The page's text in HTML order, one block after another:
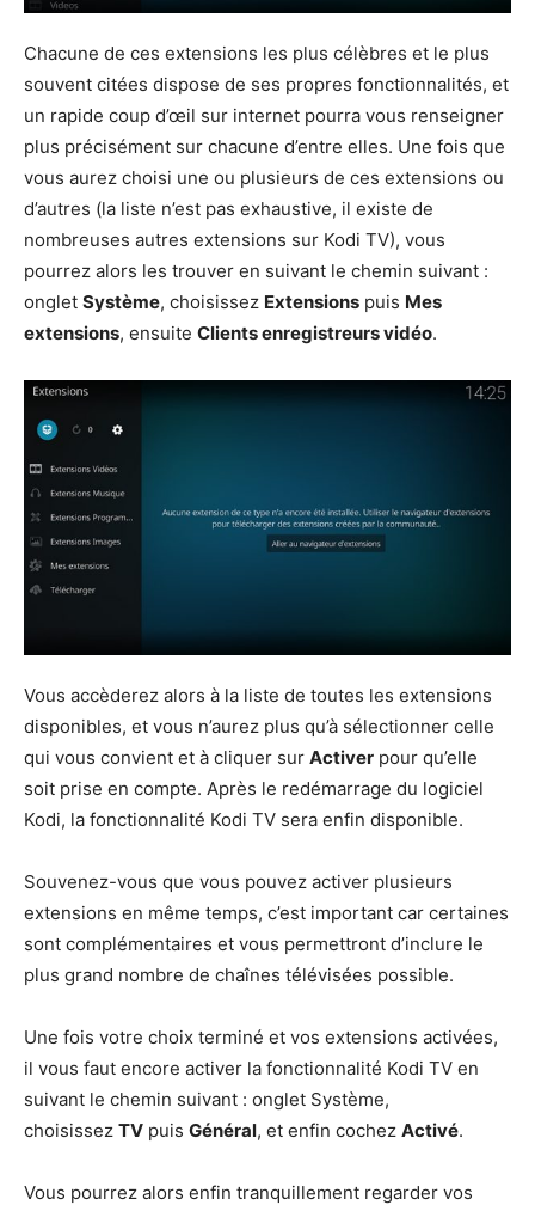
Chacune de ces extensions les plus célèbres et le plus
souvent citées dispose de ses propres fonctionnalités, et
un rapide coup d’œil sur internet pourra vous renseigner
plus précisément sur chacune d’entre elles. Une fois que
vous aurez choisi une ou plusieurs de ces extensions ou
d’autres (la liste n’est pas exhaustive, il existe de
nombreuses autres extensions sur Kodi TV), vous
pourrez alors les trouver en suivant le chemin suivant :
onglet Système, choisissez Extensions puis Mes
extensions, ensuite Clients enregistreurs vidéo.
Vous accèderez alors à la liste de toutes les extensions
disponibles, et vous n’aurez plus qu’à sélectionner celle
qui vous convient et à cliquer sur Activer pour qu’elle
soit prise en compte. Après le redémarrage du logiciel
Kodi, la fonctionnalité Kodi TV sera enfin disponible.
Souvenez-vous que vous pouvez activer plusieurs
extensions en même temps, c’est important car certaines
sont complémentaires et vous permettront d’inclure le
plus grand nombre de chaînes télévisées possible.
Une fois votre choix terminé et vos extensions activées,
il vous faut encore activer la fonctionnalité Kodi TV en
suivant le chemin suivant : onglet Système,
choisissez TV puis Général, et enfin cochez Activé.
Vous pourrez alors enfin tranquillement regarder vos